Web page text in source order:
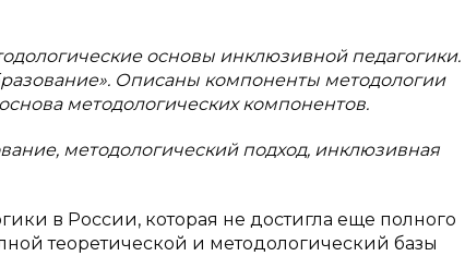
основы инклюзивной педагогики.
Описаны компоненты методологии
методологических компонентов.
методологический подход, инклюзивная
в России, которая не достигла еще полного
теоретической и методологический базы